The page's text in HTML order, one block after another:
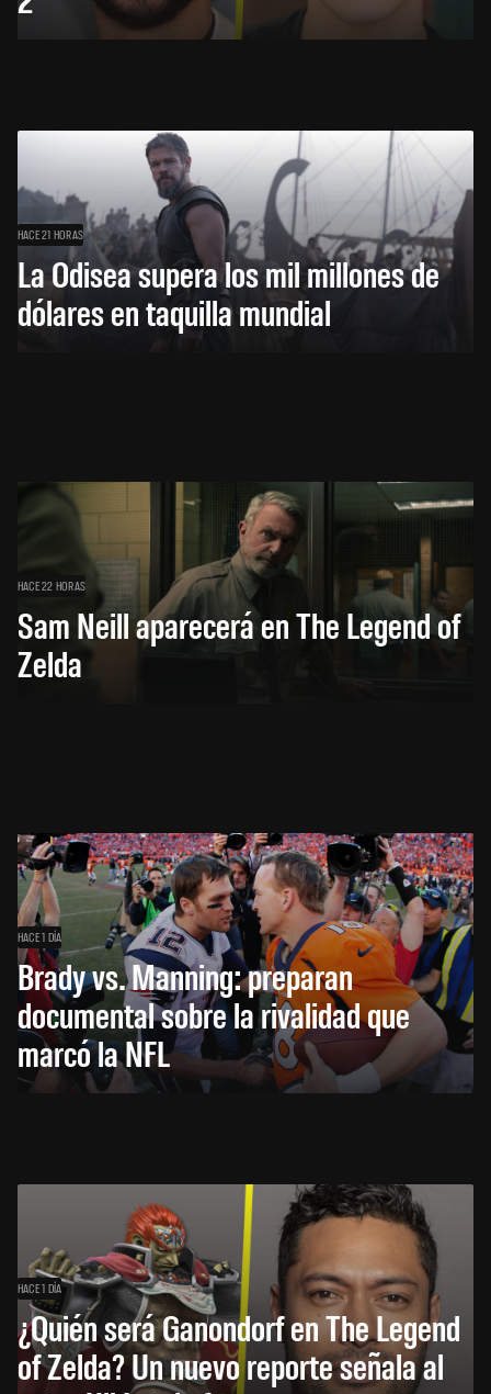
HACE 21 HORAS
La Odisea supera los mil millones de
dólares en taquilla mundial
HACE 22 HORAS
Sam Neill aparecerá en The Legend of
Zelda
HACE 1 DÍA
Brady vs. Manning: preparan
documental sobre la rivalidad que
marcó la NFL
HACE 1 DÍA
¿Quién será Ganondorf en The Legend
of Zelda? Un nuevo reporte señala al